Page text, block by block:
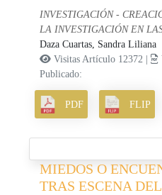
INVESTIGACIÓN -
LA INVESTIGACIÓN EN
Daza Cuartas, Sandra Liliana
Visitas Artículo 12372 |
Publicado:
PDF FLIP
MIEDOS O
TRAS ESCENA